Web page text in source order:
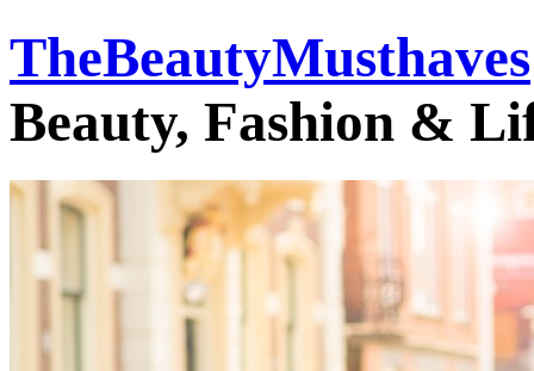
TheBeautyMusthaves
Beauty, Fashion &